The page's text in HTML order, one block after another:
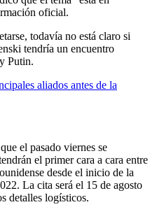
oficial.
todavía no está claro si
tendría un encuentro
Putin.
aliados antes de la
el pasado viernes se
el primer cara a cara entre
desde el inicio de la
La cita será el 15 de agosto
detalles logísticos.